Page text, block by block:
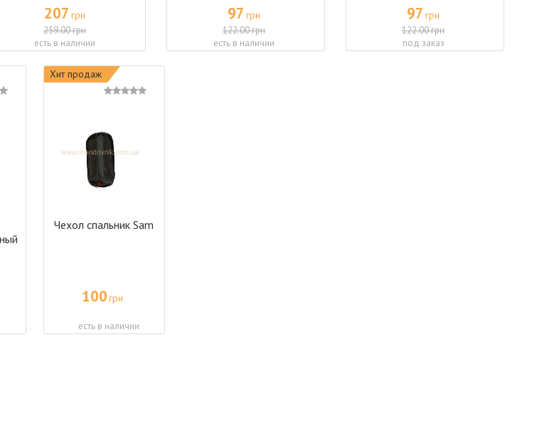
207 грн
259.00 грн
есть в наличии
97 грн
122.00 грн
есть в наличии
97 грн
122.00 грн
под заказ
Хит продаж
Чехол спальник Sam
100грн
есть в наличии